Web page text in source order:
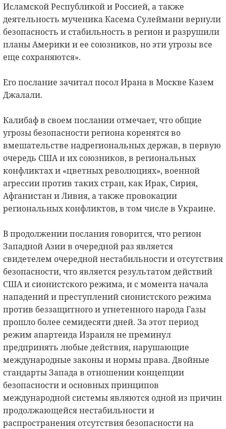
Исламской Республикой и Россией, а также
деятельность мученика Касема Сулеймани вернули
безопасность и стабильность в регион и разрушили
планы Америки и ее союзников, но эти угрозы все
еще сохраняются».
Его послание зачитал посол Ирана в Москве Казем
Джалали.
Калибаф в своем послании отмечает, что общие
угрозы безопасности региона коренятся во
вмешательстве надрегиональных держав, в первую
очередь США и их союзников, в региональных
конфликтах и «цветных революциях», военной
агрессии против таких стран, как Ирак, Сирия,
Афганистан и Ливия, а также провокации
региональных конфликтов, в том числе в Украине.
В продолжении послания говорится, что регион
Западной Азии в очередной раз является
свидетелем очередной нестабильности и отсутствия
безопасности, что является результатом действий
США и сионистского режима, и с момента начала
нападений и преступлений сионистского режима
против беззащитного и угнетенного народа Газы
прошло более семидесяти дней. За этот период
режим апартеида Израиля не преминул
предпринять любые действия, нарушающие
международные законы и нормы права. Двойные
стандарты Запада в отношении концепции
безопасности и основных принципов
международной системы являются одной из причин
продолжающейся нестабильности и
распространения отсутствия безопасности на